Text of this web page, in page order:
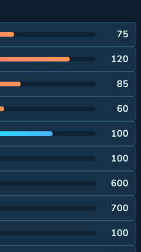
75
120
85
60
100
100
600
700
100